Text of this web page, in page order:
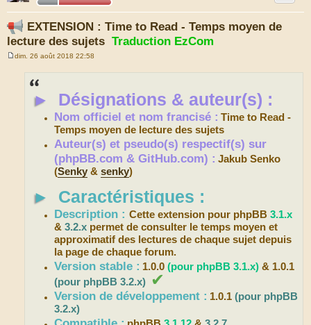
EXTENSION : Time to Read - Temps moyen de
lecture des sujets Traduction EzCom
dim. 26 août 2018 22:58
► Désignations & auteur(s) :
Nom officiel et nom francisé : Time to Read -
Temps moyen de lecture des sujets
Auteur(s) et pseudo(s) respectif(s) sur
(phpBB.com & GitHub.com) : Jakub Senko
(Senky &senky)
► Caractéristiques :
Description :Cette extension pour phpBB3.1.x
&3.2.x permet de consulter le temps moyen et
approximatif des lectures de chaque sujet depuis
la page de chaque forum.
Version stable : 1.0.0(pour phpBB 3.1.x) & 1.0.1
(pour phpBB 3.2.x) ✔
Version de développement : 1.0.1(pour phpBB
3.2.x)